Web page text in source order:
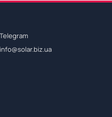
Telegram
info@solar.biz.ua